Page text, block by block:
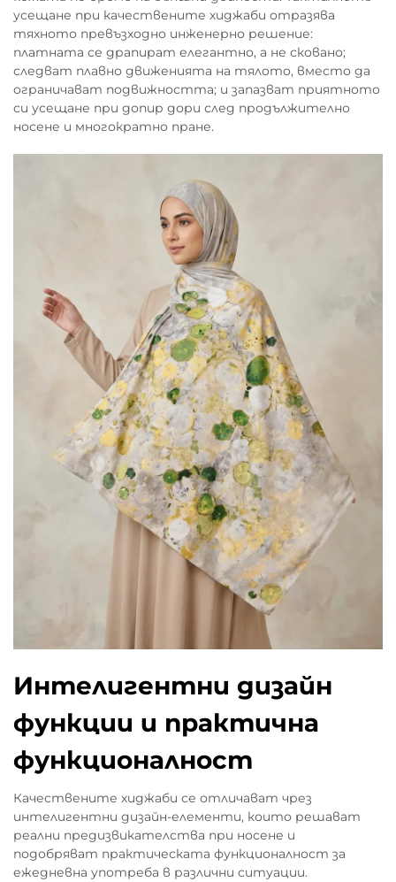
усещане при качествените хиджаби отразява
тяхното превъзходно инженерно решение:
платната се драпират елегантно, а не сковано;
следват плавно движенията на тялото, вместо да
ограничават подвижността; и запазват приятното
си усещане при допир дори след продължително
носене и многократно пране.
Интелигентни дизайн
функции и практична
функционалност
Качествените хиджаби се отличават чрез
интелигентни дизайн-елементи, които решават
реални предизвикателства при носене и
подобряват практическата функционалност за
ежедневна употреба в различни ситуации.